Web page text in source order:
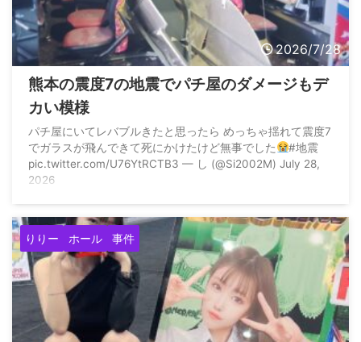
2026/7/28
熊本の震度7の地震でパチ屋のダメージもデ
カい模様
パチ屋にいてレバブルきたと思ったら めっちゃ揺れて震度7
でガラスが飛んできて死にかけたけど無事でした
#地震
pic.twitter.com/U76YtRCTB3 — し (@Si2002M) July 28,
2026
りりー ホール 事件